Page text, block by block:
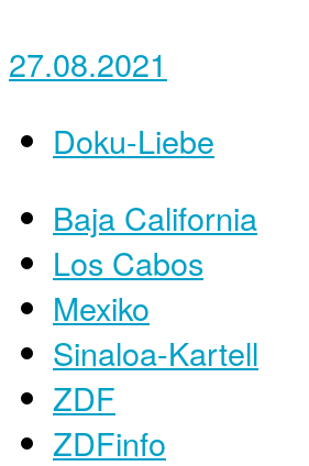
27.08.2021
Doku-Liebe
Baja California
Los Cabos
Mexiko
Sinaloa-Kartell
ZDF
ZDFinfo